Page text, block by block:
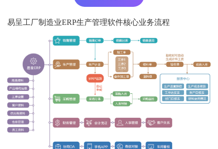
易呈工厂制造业ERP生产管理软件核心业务流程